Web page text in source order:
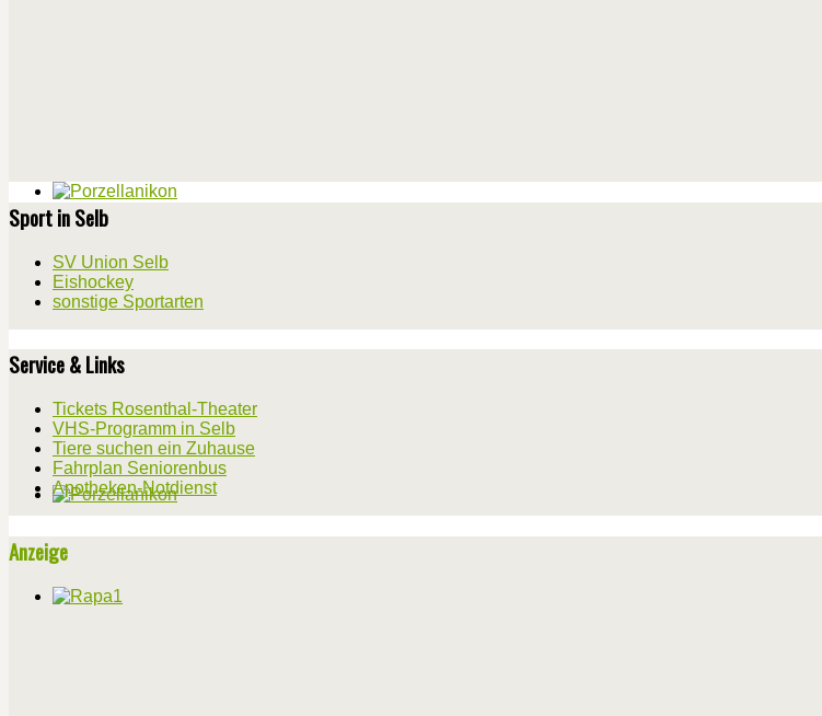
Sport in Selb
SV Union Selb
Eishockey
sonstige Sportarten
Service & Links
Tickets Rosenthal-Theater
VHS-Programm in Selb
Tiere suchen ein Zuhause
Fahrplan Seniorenbus
Apotheken-Notdienst
Anzeige